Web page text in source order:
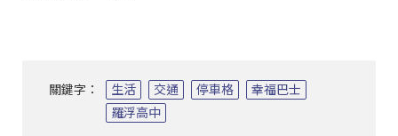
關鍵字： 生活 交通 停車格
幸福巴士
羅浮高中